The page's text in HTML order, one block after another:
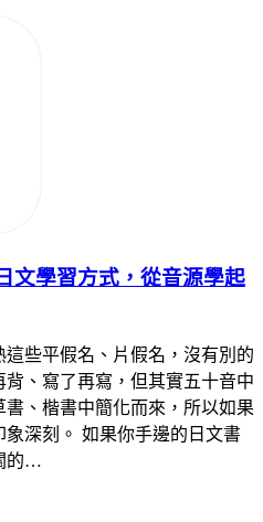
文學習方式，從音源學起
些平假名、片假名，沒有別的
、寫了再寫，但其實五十音中
、楷書中簡化而來，所以如果
深刻。 如果你手邊的日文書
的…